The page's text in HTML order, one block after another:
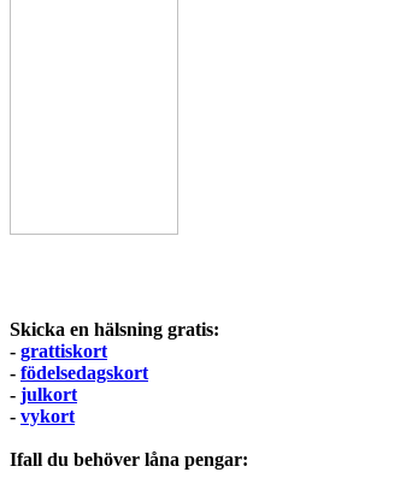
Skicka en hälsning gratis:
- grattiskort
- födelsedagskort
- julkort
- vykort
Ifall du behöver låna pengar: